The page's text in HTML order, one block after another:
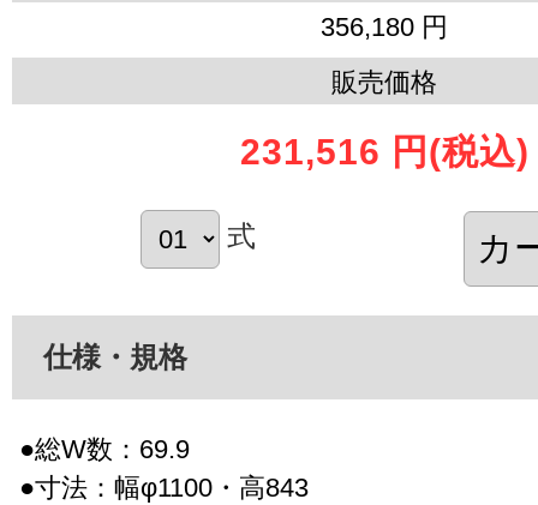
356,180 円
販売価格
231,516 円 (税込)
式
仕様・規格
●総W数：69.9
●寸法：幅φ1100・高843